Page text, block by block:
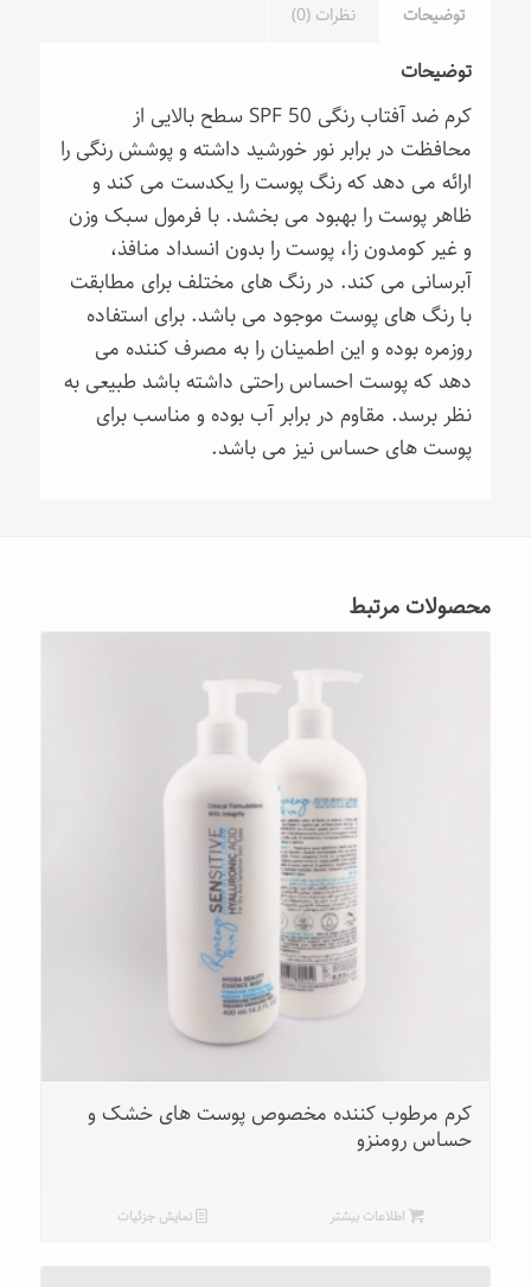
توضیحات نظرات (0)
توضیحات
کرم ضد آفتاب رنگی 50 SPF سطح بالایی از
محافظت در برابر نور خورشید داشته و پوشش رنگی را
ارائه می دهد که رنگ پوست را یکدست می کند و
ظاهر پوست را بهبود می بخشد. با فرمول سبک وزن
و غیر کومدون زا، پوست را بدون انسداد منافذ،
آبرسانی می کند. در رنگ های مختلف برای مطابقت
با رنگ های پوست موجود می باشد. برای استفاده
روزمره بوده و این اطمینان را به مصرف کننده می
دهد که پوست احساس راحتی داشته باشد طبیعی به
نظر برسد. مقاوم در برابر آب بوده و مناسب برای
پوست های حساس نیز می باشد.
محصولات مرتبط
کرم مرطوب کننده مخصوص پوست های خشک و
حساس رومنزو
اطلاعات بیشتر نمایش جزئیات